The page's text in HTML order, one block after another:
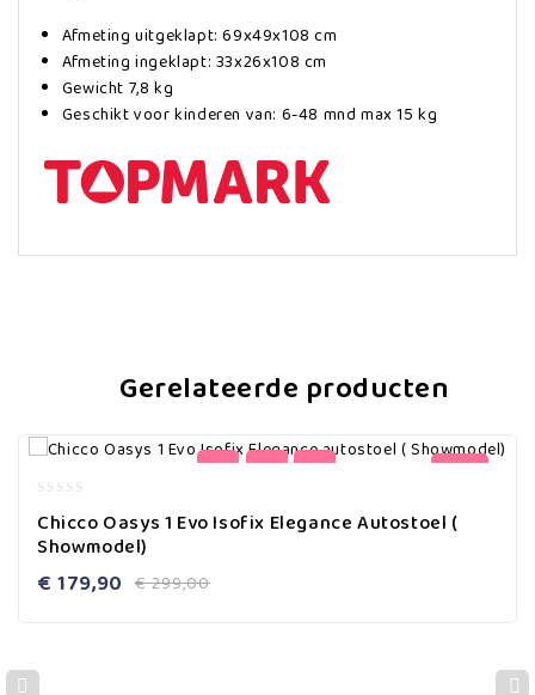
Afmeting uitgeklapt: 69x49x108 cm
Afmeting ingeklapt: 33x26x108 cm
Gewicht 7,8 kg
Geschikt voor kinderen van: 6-48 mnd max 15 kg
Gerelateerde producten
-40%
out
of
Chicco Oasys 1 Evo Isofix Elegance Autostoel (
Showmodel)
€299,00
€ 179,90